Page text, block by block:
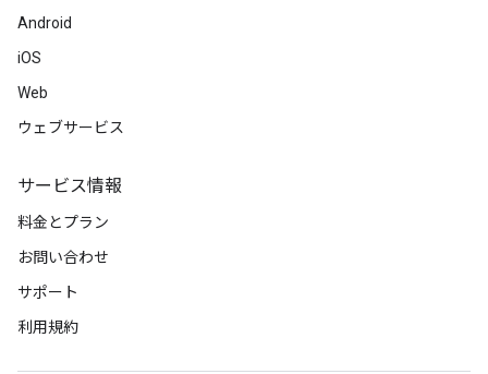
Android
iOS
Web
ウェブサービス
サービス情報
料金とプラン
お問い合わせ
サポート
利用規約